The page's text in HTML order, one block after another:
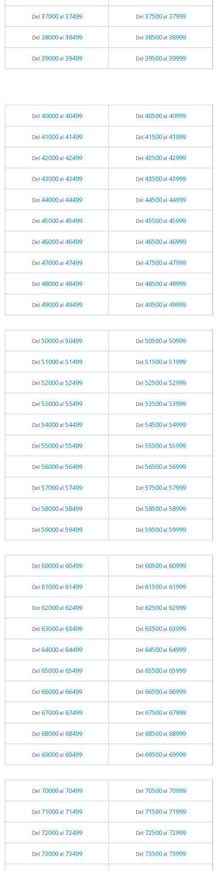
Del 37000al 37499 Del 37500al 37999
Del 38000al 38499 Del 38500al 38999
Del 39000al 39499 Del 39500al 39999
Del 40000al 40499 Del 40500al 40999
Del 41000al 41499 Del 41500al 41999
Del 42000al 42499 Del 42500al 42999
Del 43000al 43499 Del 43500al 43999
Del 44000al 44499 Del 44500al 44999
Del 45000al 45499 Del 45500al 45999
Del 46000al 46499 Del 46500al 46999
Del 47000al 47499 Del 47500al 47999
Del 48000al 48499 Del 48500al 48999
Del 49000al 49499 Del 49500al 49999
Del 50000al 50499 Del 50500al 50999
Del 51000al 51499 Del 51500al 51999
Del 52000al 52499 Del 52500al 52999
Del 53000al 53499 Del 53500al 53999
Del 54000al 54499 Del 54500al 54999
Del 55000al 55499 Del 55500al 55999
Del 56000al 56499 Del 56500al 56999
Del 57000al 57499 Del 57500al 57999
Del 58000al 58499 Del 58500al 58999
Del 59000al 59499 Del 59500al 59999
Del 60000al 60499 Del 60500al 60999
Del 61000al 61499 Del 61500al 61999
Del 62000al 62499 Del 62500al 62999
Del 63000al 63499 Del 63500al 63999
Del 64000al 64499 Del 64500al 64999
Del 65000al 65499 Del 65500al 65999
Del 66000al 66499 Del 66500al 66999
Del 67000al 67499 Del 67500al 67999
Del 68000al 68499 Del 68500al 68999
Del 69000al 69499 Del 69500al 69999
Del 70000al 70499 Del 70500al 70999
Del 71000al 71499 Del 71500al 71999
Del 72000al 72499 Del 72500al 72999
Del 73000al 73499 Del 73500al 73999